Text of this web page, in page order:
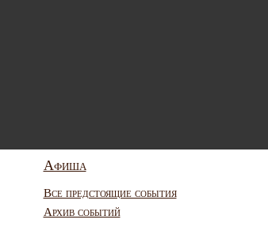
Афиша
Все предстоящие события
Архив событий